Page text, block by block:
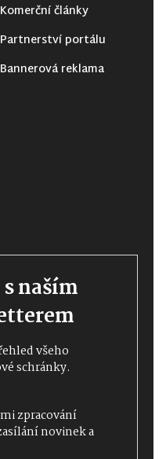
Komerční články
Partnerství portálu
Bannerová reklama
naším
všeho
schránky.
zpracování
novinek a